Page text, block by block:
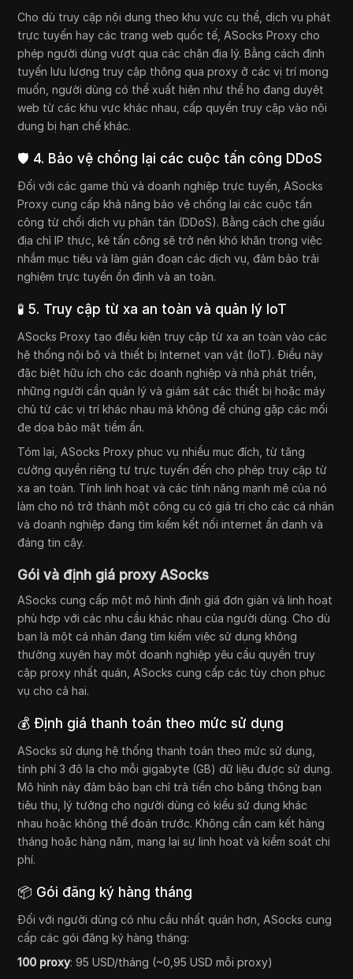
Cho dù truy cập nội dung theo khu vực cụ thể, dịch vụ phát
trực tuyến hay các trang web quốc tế, ASocks Proxy cho
phép người dùng vượt qua các chặn địa lý. Bằng cách định
tuyến lưu lượng truy cập thông qua proxy ở các vị trí mong
muốn, người dùng có thể xuất hiện như thể họ đang duyệt
web từ các khu vực khác nhau, cấp quyền truy cập vào nội
dung bị hạn chế khác.
🛡️ 4. Bảo vệ chống lại các cuộc tấn công DDoS
Đối với các game thủ và doanh nghiệp trực tuyến, ASocks
Proxy cung cấp khả năng bảo vệ chống lại các cuộc tấn
công từ chối dịch vụ phân tán (DDoS). Bằng cách che giấu
địa chỉ IP thực, kẻ tấn công sẽ trở nên khó khăn trong việc
nhắm mục tiêu và làm gián đoạn các dịch vụ, đảm bảo trải
nghiệm trực tuyến ổn định và an toàn.
🧪 5. Truy cập từ xa an toàn và quản lý IoT
ASocks Proxy tạo điều kiện truy cập từ xa an toàn vào các
hệ thống nội bộ và thiết bị Internet vạn vật (IoT). Điều này
đặc biệt hữu ích cho các doanh nghiệp và nhà phát triển,
những người cần quản lý và giám sát các thiết bị hoặc máy
chủ từ các vị trí khác nhau mà không để chúng gặp các mối
đe dọa bảo mật tiềm ẩn.
Tóm lại, ASocks Proxy phục vụ nhiều mục đích, từ tăng
cường quyền riêng tư trực tuyến đến cho phép truy cập từ
xa an toàn. Tính linh hoạt và các tính năng mạnh mẽ của nó
làm cho nó trở thành một công cụ có giá trị cho các cá nhân
và doanh nghiệp đang tìm kiếm kết nối internet ẩn danh và
đáng tin cậy.
Gói và định giá proxy ASocks
ASocks cung cấp một mô hình định giá đơn giản và linh hoạt
phù hợp với các nhu cầu khác nhau của người dùng. Cho dù
bạn là một cá nhân đang tìm kiếm việc sử dụng không
thường xuyên hay một doanh nghiệp yêu cầu quyền truy
cập proxy nhất quán, ASocks cung cấp các tùy chọn phục
vụ cho cả hai.
💰 Định giá thanh toán theo mức sử dụng
ASocks sử dụng hệ thống thanh toán theo mức sử dụng,
tính phí 3 đô la cho mỗi gigabyte (GB) dữ liệu được sử dụng.
Mô hình này đảm bảo bạn chỉ trả tiền cho băng thông bạn
tiêu thụ, lý tưởng cho người dùng có kiểu sử dụng khác
nhau hoặc không thể đoán trước. Không cần cam kết hàng
tháng hoặc hàng năm, mang lại sự linh hoạt và kiểm soát chi
phí.
📦 Gói đăng ký hàng tháng
Đối với người dùng có nhu cầu nhất quán hơn, ASocks cung
cấp các gói đăng ký hàng tháng:
100 proxy: 95 USD/tháng (~0,95 USD mỗi proxy)